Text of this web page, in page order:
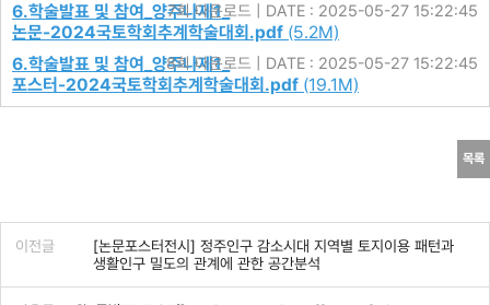
6.학술발표 및 참여_양주나제1_
논문-2024국토학회추계학술대회.pdf (5.2M)
7회 다운로드 | DATE : 2025-05-27 15:22:45
6.학술발표 및 참여_양주나제1_
포스터-2024국토학회추계학술대회.pdf (19.1M)
8회 다운로드 | DATE : 2025-05-27 15:22:45
목록
이전글
[논문포스터전시] 정주인구 감소시대 지역별 토지이용 패턴과
생활인구 밀도의 관계에 관한 공간분석